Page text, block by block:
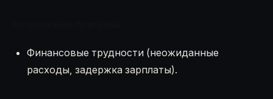
Финансовые трудности (неожиданные
расходы, задержка зарплаты).